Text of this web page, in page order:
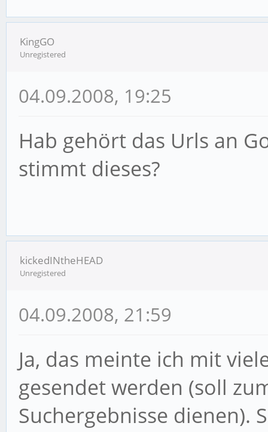
KingGO
Unregistered
04.09.2008, 19:25
Hab gehört das Urls an
stimmt dieses?
kickedINtheHEAD
Unregistered
04.09.2008, 21:59
Ja, das meinte ich mit
gesendet werden (soll
Suchergebnisse dienen).